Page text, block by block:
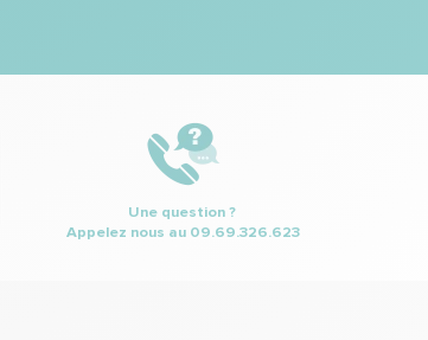
Une question ?
Appelez nous au 09.69.326.623